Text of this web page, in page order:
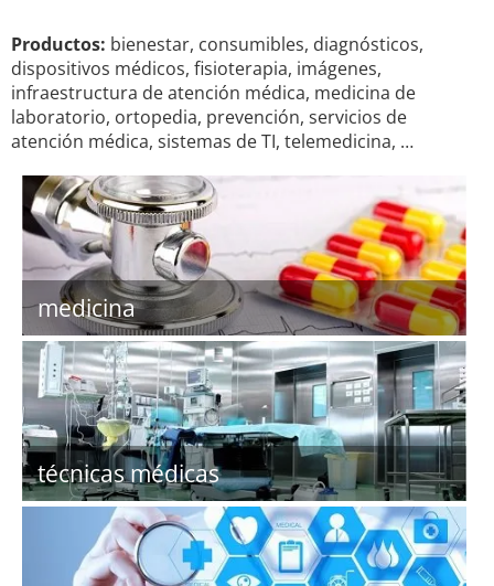
Productos: bienestar, consumibles, diagnósticos,
dispositivos médicos, fisioterapia, imágenes,
infraestructura de atención médica, medicina de
laboratorio, ortopedia, prevención, servicios de
atención médica, sistemas de TI, telemedicina, …
medicina
técnicas médicas